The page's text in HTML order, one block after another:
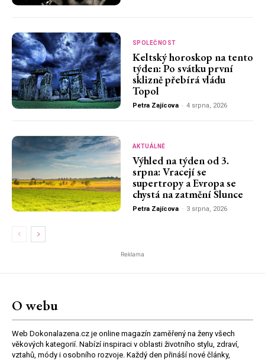
SPOLEČNOST
Keltský horoskop na tento
týden: Po svátku první
sklizně přebírá vládu
Topol
Petra Zajícova - 4 srpna, 2026
AKTUÁLNĚ
Výhled na týden od 3.
srpna: Vracejí se
supertropy a Evropa se
chystá na zatmění Slunce
Petra Zajícova - 3 srpna, 2026
Reklama
O webu
Web Dokonalazena.cz je online magazín zaměřený na ženy všech
věkových kategorií. Nabízí inspiraci v oblasti životního stylu, zdraví,
vztahů, módy i osobního rozvoje. Každý den přináší nové články,